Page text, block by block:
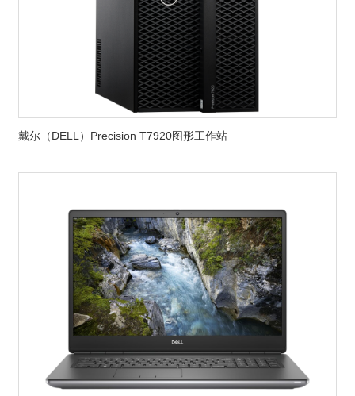
戴尔（DELL）Precision T7920图形工作站